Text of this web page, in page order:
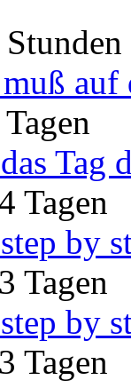
auf
Tag
Tagen
by
Tagen
by
Tagen